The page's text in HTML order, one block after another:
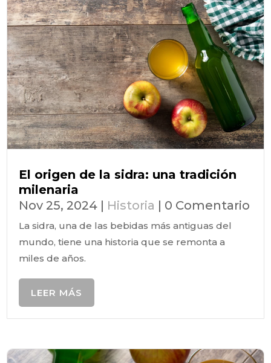
El origen de la sidra: una tradición
milenaria
Nov 25, 2024 | Historia | 0 Comentario
La sidra, una de las bebidas más antiguas del
mundo, tiene una historia que se remonta a
miles de años.
LEER MÁS